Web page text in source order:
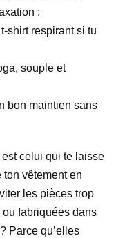
;
shirt respirant si tu
souple et
bon maintien sans
celui qui te laisse
ton vêtement en
les pièces trop
fabriquées dans
Parce qu’elles